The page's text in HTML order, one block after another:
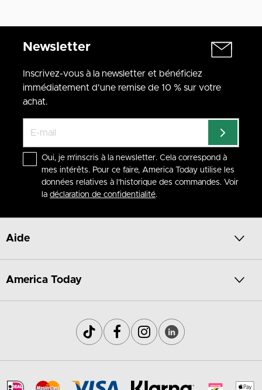
Newsletter
Inscrivez-vous à la newsletter et bénéficiez
immédiatement d'une remise de 10 % sur votre
achat.
Oui, je m'inscris à la newsletter. Cela correspond à
mes intérêts. Pour ce faire, America Today utilise les
données relatives à l'historique des commandes. Voir
la déclaration de confidentialité.
Aide
America Today